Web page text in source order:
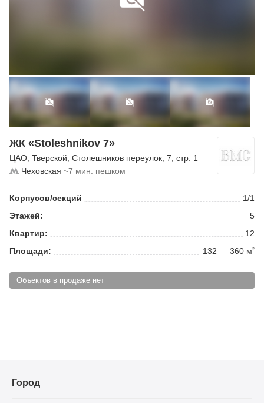
ЖК «Stoleshnikov 7»
ЦАО, Тверской, Столешников переулок, 7, стр. 1
Чеховская ~7 мин. пешком
Корпусов/секций
1/1
Этажей:
5
Квартир:
12
Площади:
132 — 360 м2
Объектов в продаже нет
Город